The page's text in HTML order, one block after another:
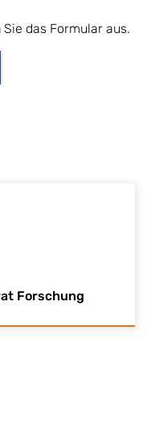
das Formular aus.
Forschung